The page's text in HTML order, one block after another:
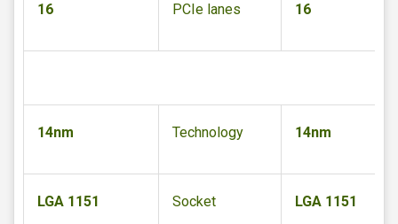
16 PCIe lanes 16
14nm Technology 14nm
LGA 1151 Socket LGA 1151